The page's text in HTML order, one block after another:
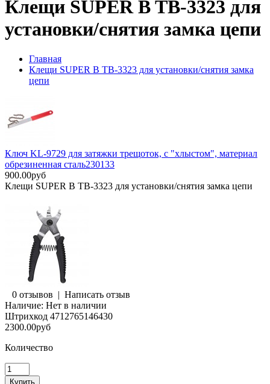
Клещи SUPER B TB-3323 для
установки/снятия замка цепи
Главная
Клещи SUPER B TB-3323 для установки/снятия замка
цепи
Ключ KL-9729 для затяжки трещоток, с "хлыстом", материал
обрезиненная сталь230133
900.00руб
Клещи SUPER B TB-3323 для установки/снятия замка цепи
0 отзывов | Написать отзыв
Наличие: Нет в наличии
Штрихкод 4712765146430
2300.00руб
Количество